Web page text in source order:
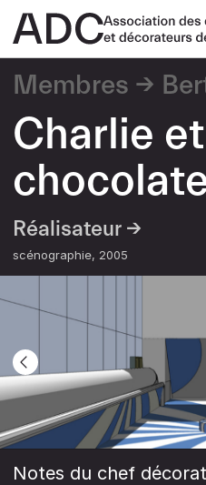
Membres
Charlie
Réalisateur →
scénographie 2005
Notes du chef